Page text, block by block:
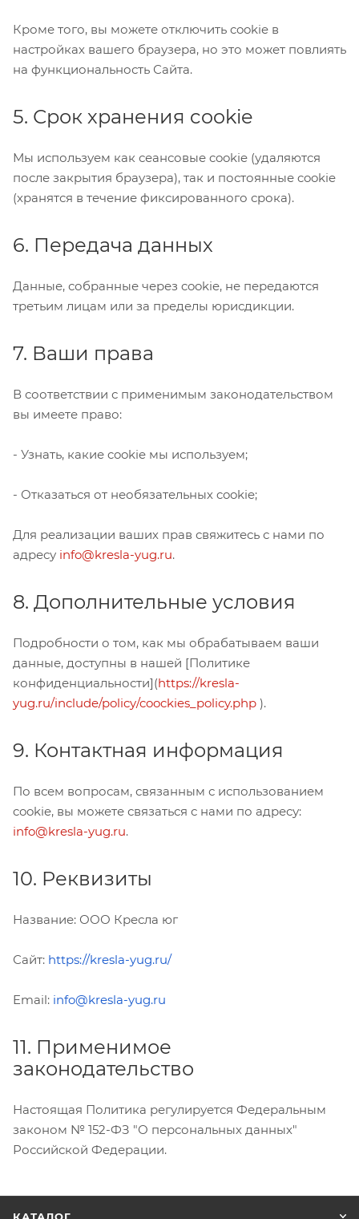
Кроме того, вы можете отключить cookie в
настройках вашего браузера, но это может повлиять
на функциональность Сайта.
5. Срок хранения cookie
Мы используем как сеансовые cookie (удаляются
после закрытия браузера), так и постоянные cookie
(хранятся в течение фиксированного срока).
6. Передача данных
Данные, собранные через cookie, не передаются
третьим лицам или за пределы юрисдикции.
7. Ваши права
В соответствии с применимым законодательством
вы имеете право:
- Узнать, какие cookie мы используем;
- Отказаться от необязательных cookie;
Для реализации ваших прав свяжитесь с нами по
адресу info@kresla-yug.ru.
8. Дополнительные условия
Подробности о том, как мы обрабатываем ваши
данные, доступны в нашей [Политике
конфиденциальности](https://kresla-
yug.ru/include/policy/coockies_policy.php ).
9. Контактная информация
По всем вопросам, связанным с использованием
cookie, вы можете связаться с нами по адресу:
info@kresla-yug.ru.
10. Реквизиты
Название: ООО Кресла юг
Сайт: https://kresla-yug.ru/
Email: info@kresla-yug.ru
11. Применимое
законодательство
Настоящая Политика регулируется Федеральным
законом № 152-ФЗ "О персональных данных"
Российской Федерации.